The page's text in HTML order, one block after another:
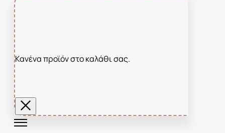
Κανένα προϊόν στο καλάθι σας.